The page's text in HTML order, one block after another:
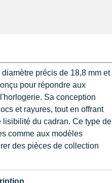
précis de 18,8 mm et
pour répondre aux
Sa conception
et rayures, tout en offrant
lisibilité du cadran. Ce type de
comme aux modèles
des pièces de collection
pour garantir une